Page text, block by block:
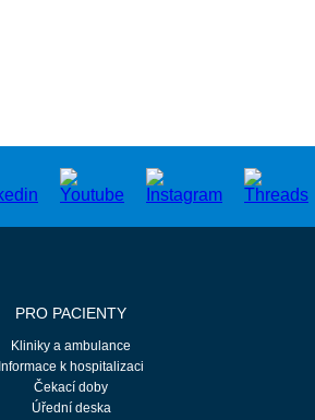
PRO PACIENTY
Kliniky a ambulance
Informace k hospitalizaci
Čekací doby
Úřední deska